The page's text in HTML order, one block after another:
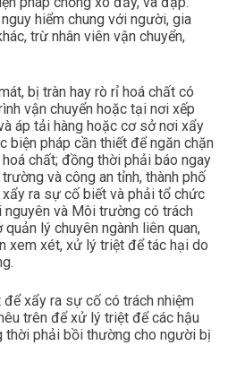
hiểm chung với người, gia
trừ nhân viên vận chuyển,
bị tràn hay rò rỉ hoá chất có
vận chuyển hoặc tại nơi xếp
áp tải hàng hoặc cơ sở nơi xẩy
biện pháp cần thiết để ngăn chặn
chất; đồng thời phải báo ngay
và công an tỉnh, thành phố
ra sự cố biết và phải tổ chức
nguyên và Môi trường có trách
lý chuyên ngành liên quan,
xem xét, xử lý triệt để tác hại do
xẩy ra sự cố có trách nhiệm
trên để xử lý triệt để các hậu
thời phải bồi thường cho người bị